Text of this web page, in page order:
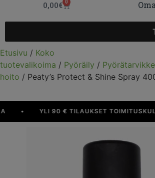
0,00€ 0
Etusivu / Koko
tuotevalikoima / Pyöräily /
hoito / Peaty’s Protect & Shine Spray
YLI 90 € TILAUKSET